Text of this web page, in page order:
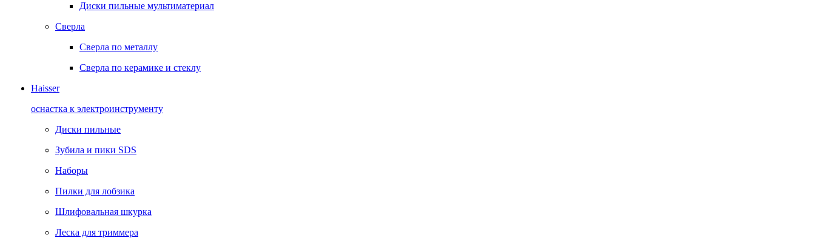
Диски пильные мультиматериал
Сверла
Сверла по металлу
Сверла по керамике и стеклу
Haisser
оснастка к электроинструменту
Диски пильные
Зубила и пики SDS
Наборы
Пилки для лобзика
Шлифовальная шкурка
Леска для триммера